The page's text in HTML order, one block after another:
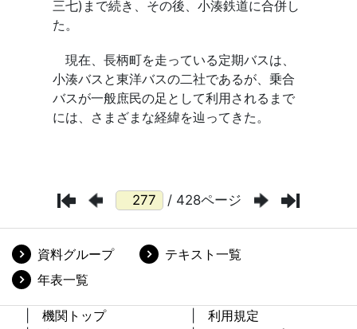
/ 428ページ
資料グループ
テキスト一覧
年表一覧
機関トップ
利用規定